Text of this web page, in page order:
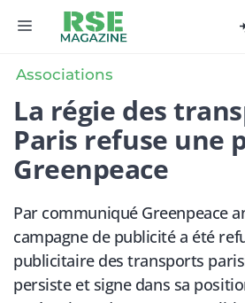
MENU
Associations
La régie des
Paris refuse une
Greenpeace
Par communiqué Greenpeace
campagne de publicité a été
publicitaire des transports
persiste et signe dans sa